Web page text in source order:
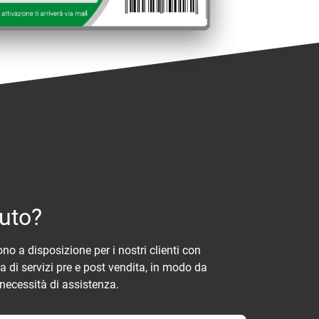
a disposizione per i nostri clienti con
di servizi pre e post vendita, in modo da
di assistenza.